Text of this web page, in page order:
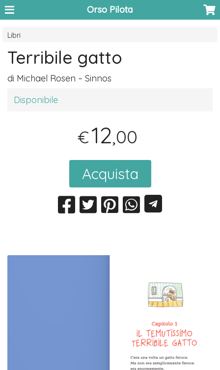
Orso Pilota
Libri
Terribile gatto
di Michael Rosen – Sinnos
Disponibile
€12,00
Acquista